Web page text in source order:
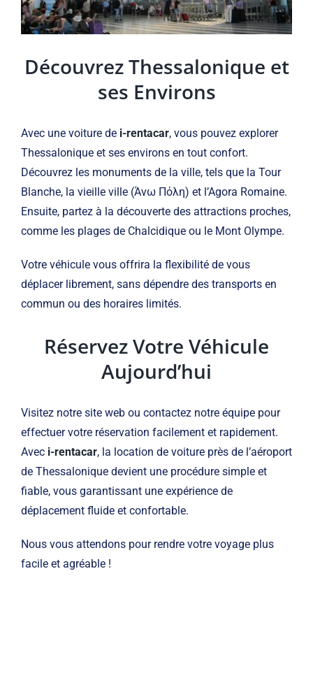
Découvrez Thessalonique et
ses Environs
Avec une voiture de i-rentacar, vous pouvez explorer
Thessalonique et ses environs en tout confort.
Découvrez les monuments de la ville, tels que la Tour
Blanche, la vieille ville (Άνω Πόλη) et l’Agora Romaine.
Ensuite, partez à la découverte des attractions proches,
comme les plages de Chalcidique ou le Mont Olympe.
Votre véhicule vous offrira la flexibilité de vous
déplacer librement, sans dépendre des transports en
commun ou des horaires limités.
Réservez Votre Véhicule
Aujourd’hui
Visitez notre site web ou contactez notre équipe pour
effectuer votre réservation facilement et rapidement.
Avec i-rentacar, la location de voiture près de l’aéroport
de Thessalonique devient une procédure simple et
fiable, vous garantissant une expérience de
déplacement fluide et confortable.
Nous vous attendons pour rendre votre voyage plus
facile et agréable !